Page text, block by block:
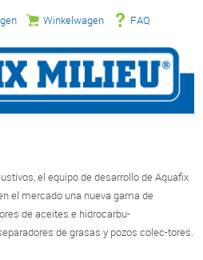
Winkelwagen FAQ
el equipo de desarrollo de Aquafix
el mercado una nueva gama de
de aceites e hidrocarbu-
de grasas y pozos colec-tores.